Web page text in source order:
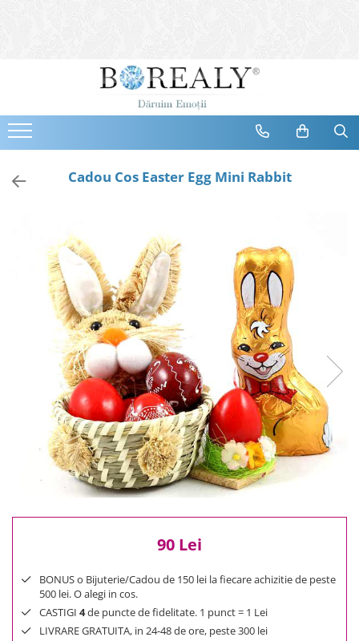
Bijuterii
Cercei
Bratari
Coliere
Destinatari
Bijuterii Femei
Bijuterii Copii
Bijuterii Mirese
Reduceri
Cele mai noi
Cele mai vandute
Cele mai votate
Cu video
0 Lei - 100 Lei
100 Lei - 200 Lei
500 Lei - 1000 Lei
1000 Lei +
Cadou Cos Easter Egg Mini Rabbit
90 Lei
BONUS o Bijuterie/Cadou de 150 lei la fiecare achizitie de peste
500 lei. O alegi in cos.
CASTIGI 4de puncte de fidelitate. 1 punct = 1 Lei
LIVRARE GRATUITA, in 24-48 de ore, peste 300 lei